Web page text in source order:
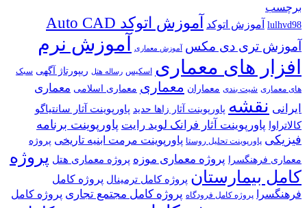
برچسب
lulhvd98 آموزش اتوکد آموزش اتوکد Auto CAD
آموزش تری دی مکس آموزش معماری
آموزش نرم
افزار های معماری اسکیس رساله هتل ریپورتاژ آگهی سبک
های معماری شیت بندی معماران معماری معماری اسلامی معماری
ایرانی نقشه پاورپوینت آثار زاها حدید پاورپوینت آثار سانتیاگو
کالاتراوا پاورپوینت آثار فرانک لوید رایت پاورپوینت برنامه
فیزیکی پاورپوینت تحلیل روستا پاورپوینت مرمت ابنیه تاریخی پروژه
معماری فرهنگسرا پروژه معماری موزه پروژه معماری هتل پروژه
کامل بیمارستان پروژه کامل ترمینال پروژه کامل
فرهنگسرا
پروژه کامل فرودگاه پروژه کامل مجتمع تجاری پروژه کامل